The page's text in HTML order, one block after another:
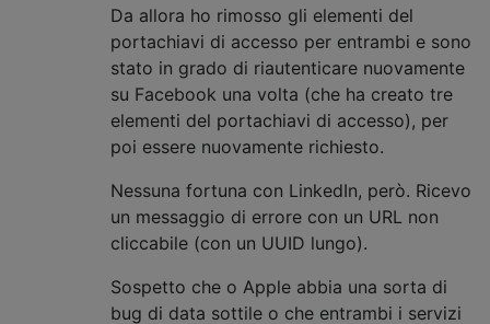
Da allora ho rimosso gli elementi del
portachiavi di accesso per entrambi e sono
stato in grado di riautenticare nuovamente
su Facebook una volta (che ha creato tre
elementi del portachiavi di accesso), per
poi essere nuovamente richiesto.
Nessuna fortuna con LinkedIn, però. Ricevo
un messaggio di errore con un URL non
cliccabile (con un UUID lungo).
Sospetto che o Apple abbia una sorta di
bug di data sottile o che entrambi i servizi